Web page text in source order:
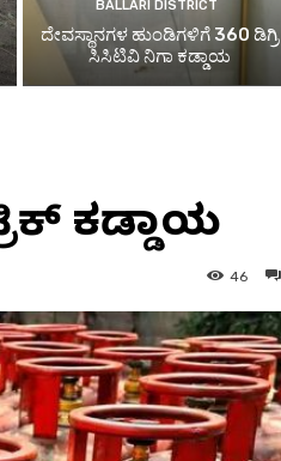
BALLARI DISTRICT
ದೇವಸ್ಥಾನಗಳ ಹುಂಡಿಗಳಿಗೆ 360 ಡಿಗ್ರಿ
ಸಿಸಿಟಿವಿ ನಿಗಾ ಕಡ್ಡಾಯ